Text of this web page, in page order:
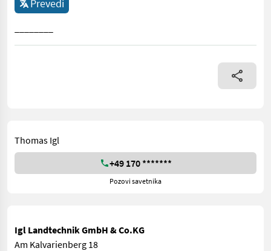
Prevedi
________
Thomas Igl
+49 170 *******
Pozovi savetnika
Igl Landtechnik GmbH & Co.KG
Am Kalvarienberg 18